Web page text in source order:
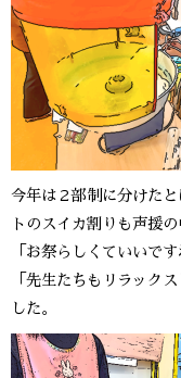
今年は２部制に分けた
トのスイカ割りも声援
「お祭らしくていいで
「先生たちもリラック
した。